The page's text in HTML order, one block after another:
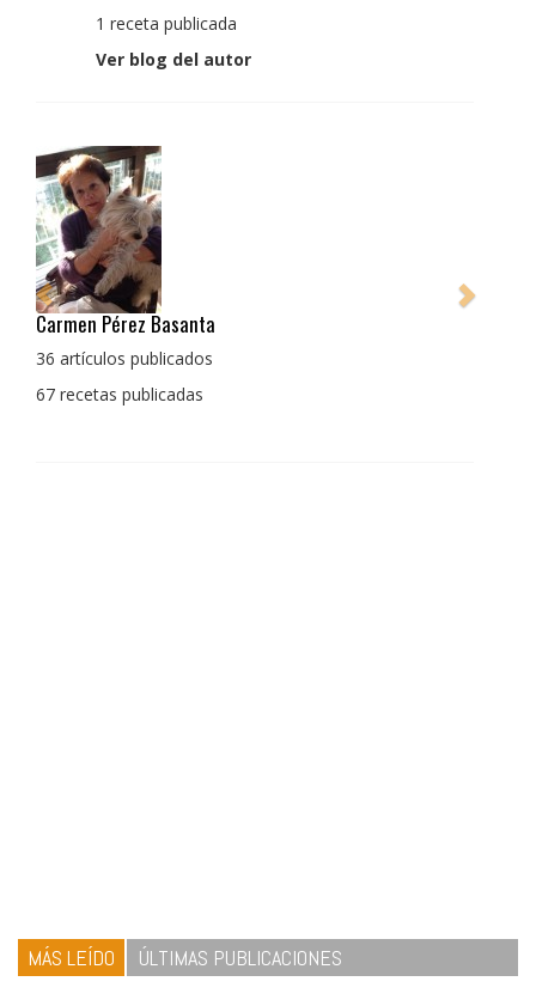
1 receta publicada
Ver blog del autor
Pedro Manuel Collado Cruz
La cocina para mi es producto bien tratado sin
con un toque diferente